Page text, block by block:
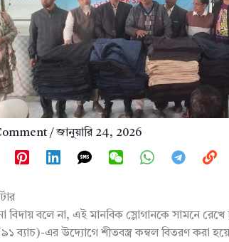
/জানুয়ারি 24, 2026
বিদায় বলে না, এই মানবিক স্লোগানকে সামনে রেখে
ব্যাচ)-এর উদ্যোগে শীতবস্ত্র কম্বল বিতরণ করা